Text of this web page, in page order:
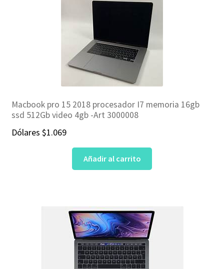
Macbook pro 15 2018 procesador I7 memoria 16gb
ssd 512Gb video 4gb -Art 3000008
Dólares $1.069
Añadir al carrito